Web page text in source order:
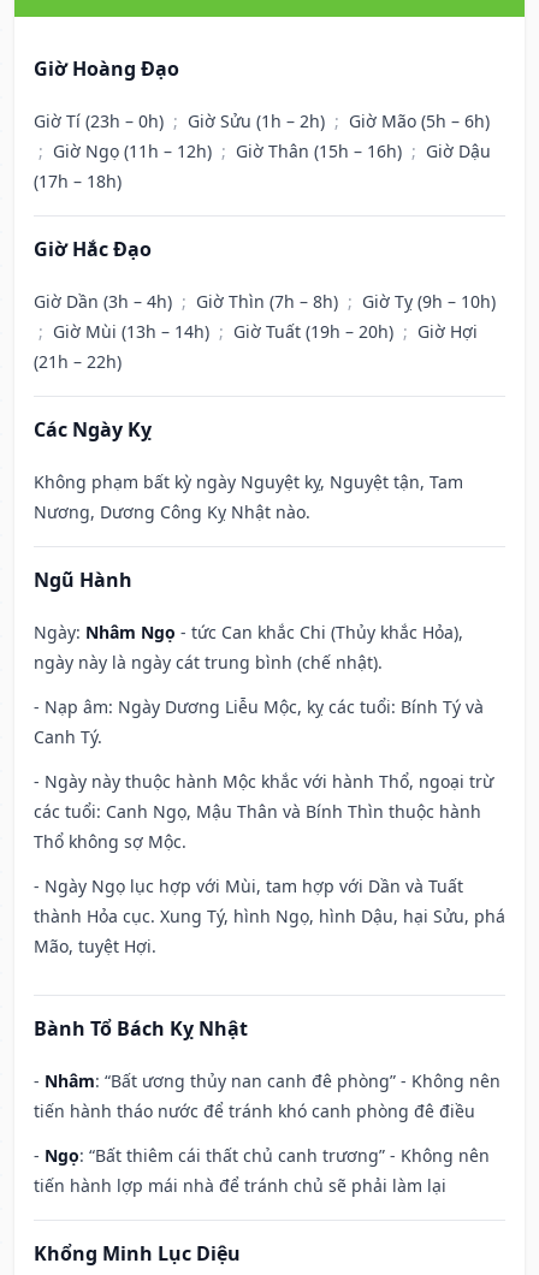
Giờ Hoàng Đạo
Giờ Tí (23h – 0h) ; Giờ Sửu (1h – 2h) ; Giờ Mão (5h – 6h)
; Giờ Ngọ (11h – 12h) ; Giờ Thân (15h – 16h) ; Giờ Dậu
(17h – 18h)
Giờ Hắc Đạo
Giờ Dần (3h – 4h) ; Giờ Thìn (7h – 8h) ; Giờ Tỵ (9h – 10h)
; Giờ Mùi (13h – 14h) ; Giờ Tuất (19h – 20h) ; Giờ Hợi
(21h – 22h)
Các Ngày Kỵ
Không phạm bất kỳ ngày Nguyệt kỵ, Nguyệt tận, Tam
Nương, Dương Công Kỵ Nhật nào.
Ngũ Hành
Ngày: Nhâm Ngọ - tức Can khắc Chi (Thủy khắc Hỏa),
ngày này là ngày cát trung bình (chế nhật).
- Nạp âm: Ngày Dương Liễu Mộc, kỵ các tuổi: Bính Tý và
Canh Tý.
- Ngày này thuộc hành Mộc khắc với hành Thổ, ngoại trừ
các tuổi: Canh Ngọ, Mậu Thân và Bính Thìn thuộc hành
Thổ không sợ Mộc.
- Ngày Ngọ lục hợp với Mùi, tam hợp với Dần và Tuất
thành Hỏa cục. Xung Tý, hình Ngọ, hình Dậu, hại Sửu, phá
Mão, tuyệt Hợi.
Bành Tổ Bách Kỵ Nhật
- Nhâm: “Bất ương thủy nan canh đê phòng” - Không nên
tiến hành tháo nước để tránh khó canh phòng đê điều
- Ngọ: “Bất thiêm cái thất chủ canh trương” - Không nên
tiến hành lợp mái nhà để tránh chủ sẽ phải làm lại
Khổng Minh Lục Diệu